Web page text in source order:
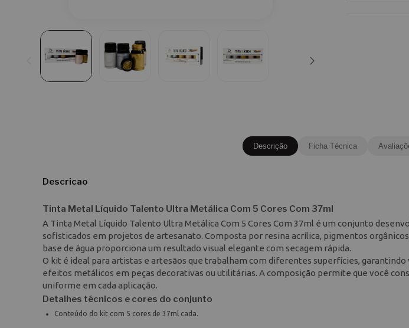
Descrição Ficha Técnica
Descricao
Tinta Metal Líquido Talento Ultra Metálica Com 5 Cores Com 37ml
A Tinta Metal Líquido Talento Ultra Metálica Com 5 Cores Com 37ml é um conjunto
sofisticados em projetos de artesanato. Composta por resina acrílica, pigmentos
base de água proporciona um resultado visual elegante com secagem rápida.
O kit é ideal para artistas e artesãos que trabalham com diferentes superfícies,
efeitos metálicos em peças decorativas ou utilitárias. A composição permite que você
uniforme em cada aplicação.
Detalhes técnicos e cores do conjunto
Conteúdo do kit com 5 cores de 37ml cada.